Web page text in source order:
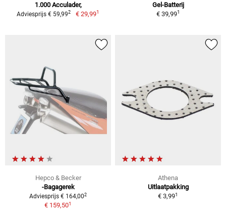
1.000 Acculader,
Adviesprijs € 59,992 € 29,991
Gel-Batterij
€ 39,991
Hepco & Becker
-Bagagerek
Adviesprijs € 164,002
€ 159,501
Athena
Uitlaatpakking
€ 3,991